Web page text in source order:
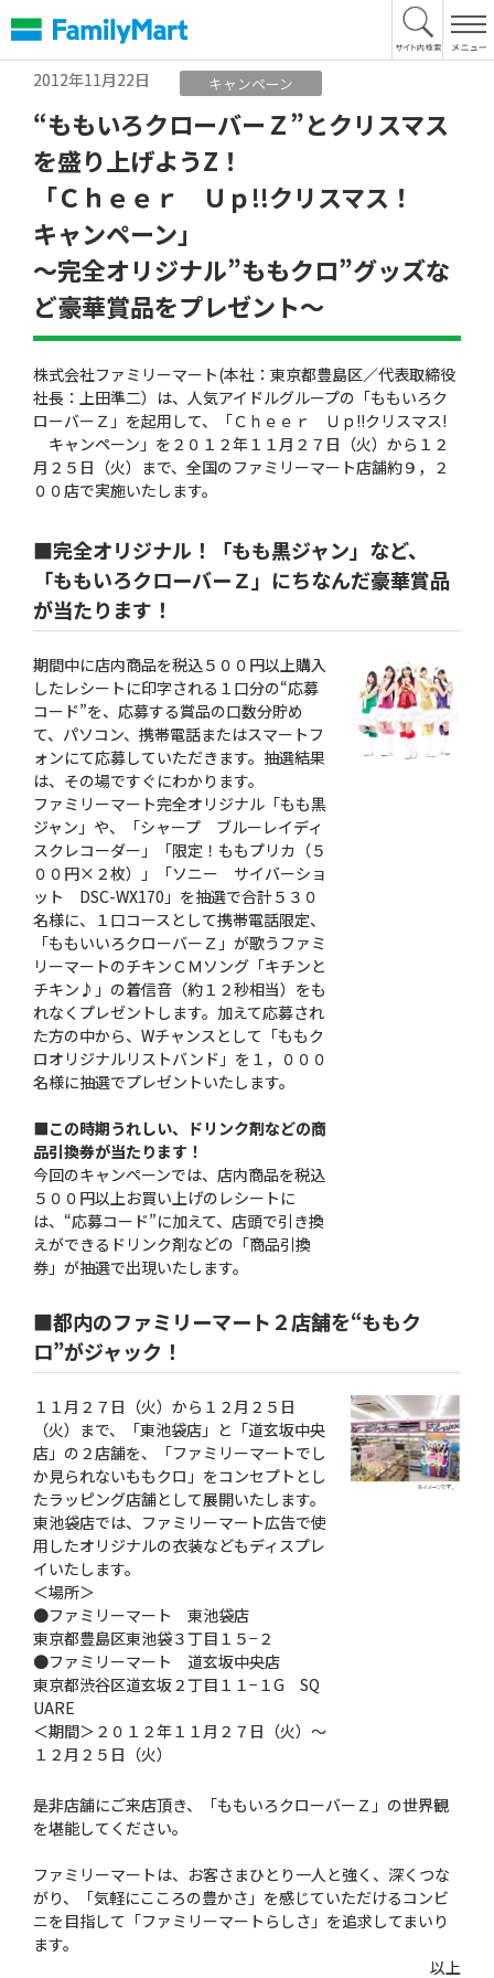
文
へ
2012年11月22日
キャンペーン
“ももいろクローバーＺ”とクリスマス
を盛り上げようZ！
「Ｃｈｅｅｒ Ｕｐ!!クリスマス！
キャンペーン」
〜完全オリジナル”ももクロ”グッズな
ど豪華賞品をプレゼント〜
株式会社ファミリーマート(本社：東京都豊島区／代表取締役
社長：上田準二）は、人気アイドルグループの「ももいろク
ローバーＺ」を起用して、「Ｃｈｅｅｒ Ｕｐ!!クリスマス!
キャンペーン」を２０１２年１１月２７日（火）から１２
月２５日（火）まで、全国のファミリーマート店舗約９，２
００店で実施いたします。
■完全オリジナル！「もも黒ジャン」など、
「ももいろクローバーＺ」にちなんだ豪華賞品
が当たります！
期間中に店内商品を税込５００円以上購入
したレシートに印字される１口分の“応募
コード”を、応募する賞品の口数分貯め
て、パソコン、携帯電話またはスマートフ
ォンにて応募していただきます。抽選結果
は、その場ですぐにわかります。
ファミリーマート完全オリジナル「もも黒
ジャン」や、「シャープ ブルーレイディ
スクレコーダー」「限定！ももプリカ（５
００円×２枚）」「ソニー サイバーショ
ット DSC-WX170」を抽選で合計５３０
名様に、１口コースとして携帯電話限定、
「ももいいろクローバーＺ」が歌うファミ
リーマートのチキンＣＭソング「キチンと
チキン♪」の着信音（約１２秒相当）をも
れなくプレゼントします。加えて応募され
た方の中から、Wチャンスとして「ももク
ロオリジナルリストバンド」を１，０００
名様に抽選でプレゼントいたします。
■この時期うれしい、ドリンク剤などの商
品引換券が当たります！
今回のキャンペーンでは、店内商品を税込
５００円以上お買い上げのレシートに
は、“応募コード”に加えて、店頭で引き換
えができるドリンク剤などの「商品引換
券」が抽選で出現いたします。
■都内のファミリーマート２店舗を“ももク
ロ”がジャック！
１１月２７日（火）から１２月２５日
（火）まで、「東池袋店」と「道玄坂中央
店」の２店舗を、「ファミリーマートでし
か見られないももクロ」をコンセプトとし
たラッピング店舗として展開いたします。
東池袋店では、ファミリーマート広告で使
用したオリジナルの衣装などもディスプレ
イいたします。
＜場所＞
●ファミリーマート 東池袋店
東京都豊島区東池袋３丁目１５−２
●ファミリーマート 道玄坂中央店
東京都渋谷区道玄坂２丁目１１−１G SQ
UARE
＜期間＞２０１２年１１月２７日（火）〜
１２月２５日（火）
是非店舗にご来店頂き、「ももいろクローバーＺ」の世界観
を堪能してください。
ファミリーマートは、お客さまひとり一人と強く、深くつな
がり、「気軽にこころの豊かさ」を感じていただけるコンビ
ニを目指して「ファミリーマートらしさ」を追求してまいり
ます。
以上